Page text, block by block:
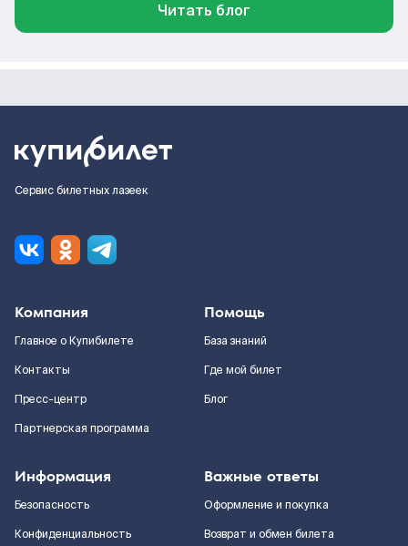
Читать блог
Сервис билетных лазеек
Компания
Главное о Купибилете
Контакты
Пресс-центр
Партнерская программа
Помощь
База знаний
Где мой билет
Блог
Информация
Безопасность
Конфиденциальность
Важные ответы
Оформление и покупка
Возврат и обмен билета